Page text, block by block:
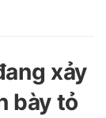
xảy
bày tỏ